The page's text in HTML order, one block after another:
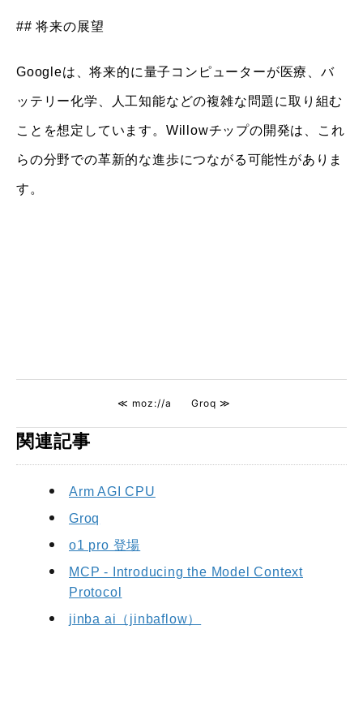
## 将来の展望
Googleは、将来的に量子コンピューターが医療、バ
ッテリー化学、人工知能などの複雑な問題に取り組む
ことを想定しています。Willowチップの開発は、これ
らの分野での革新的な進歩につながる可能性がありま
す。
≪ moz://a Groq ≫
関連記事
Arm AGI CPU
Groq
o1 pro 登場
MCP - Introducing the Model Context
Protocol
jinba ai（jinbaflow）